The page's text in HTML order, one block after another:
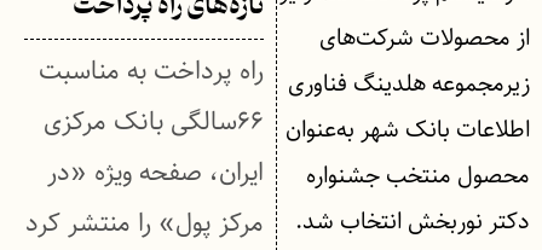
از محصولات شرکت‌های
زیرمجموعه هلدینگ فناوری
اطلاعات بانک شهر به‌عنوان
محصول منتخب جشنواره
دکتر نوربخش انتخاب شد.
راه پرداخت به مناسبت
۶۶سالگی بانک مرکزی
ایران، صفحه ویژه «در
مرکز پول» را منتشر کرد